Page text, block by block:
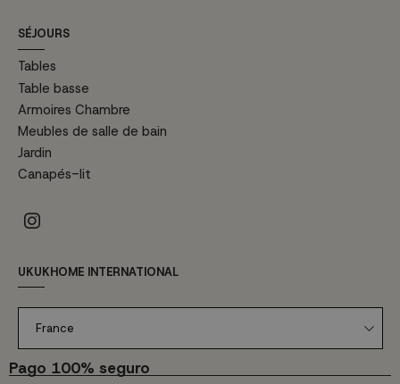
SÉJOURS
Tables
Table basse
Armoires Chambre
Meubles de salle de bain
Jardin
Canapés-lit
UKUKHOME INTERNATIONAL
France
Pago 100% seguro